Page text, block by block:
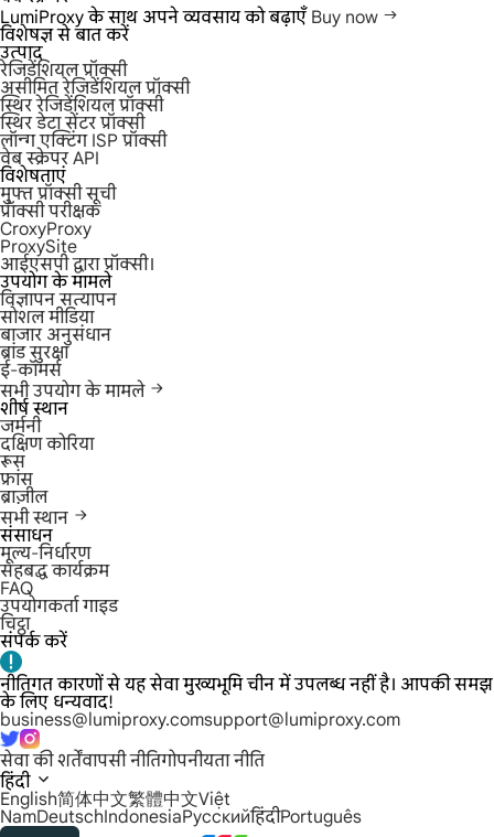
LumiProxy के साथ अपने व्यवसाय को बढ़ाएँ Buy now
विशेषज्ञ से बात करें
उत्पाद
रेजिडेंशियल प्रॉक्सी
असीमित रेजिडेंशियल प्रॉक्सी
स्थिर रेजिडेंशियल प्रॉक्सी
स्थिर डेटा सेंटर प्रॉक्सी
लॉन्ग एक्टिंग ISP प्रॉक्सी
वेब स्क्रेपर API
विशेषताएं
मुफ्त प्रॉक्सी सूची
प्रॉक्सी परीक्षक
CroxyProxy
ProxySite
आईएसपी द्वारा प्रॉक्सी।
उपयोग के मामले
विज्ञापन सत्यापन
सोशल मीडिया
बाजार अनुसंधान
ब्रांड सुरक्षा
ई-कॉमर्स
सभी उपयोग के मामले
शीर्ष स्थान
जर्मनी
दक्षिण कोरिया
रूस
फ्रांस
ब्राज़ील
सभी स्थान
संसाधन
मूल्य-निर्धारण
सहबद्ध कार्यक्रम
FAQ
उपयोगकर्ता गाइड
चिट्ठा
संपर्क करें
नीतिगत कारणों से यह सेवा मुख्यभूमि चीन में उपलब्ध नहीं है। आपकी समझ
के लिए धन्यवाद!
business@lumiproxy.comsupport@lumiproxy.com
सेवा की शर्तेंवापसी नीतिगोपनीयता नीति
हिंदी
English简体中文繁體中文Việt
NamDeutschIndonesiaРусскийहिंदीPortuguês